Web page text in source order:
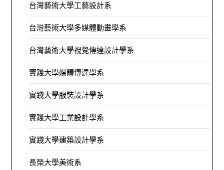
台灣藝術大學工藝設計系
台灣藝術大學多媒體動畫學系
台灣藝術大學視覺傳達設計學系
實踐大學媒體傳達學系
實踐大學服裝設計學系
實踐大學工業設計學系
實踐大學建築設計學系
長榮大學美術系